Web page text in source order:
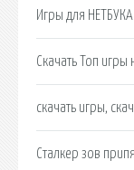
Игры для НЕТБУКА
Скачать Топ игры
скачать игры,
Сталкер зов